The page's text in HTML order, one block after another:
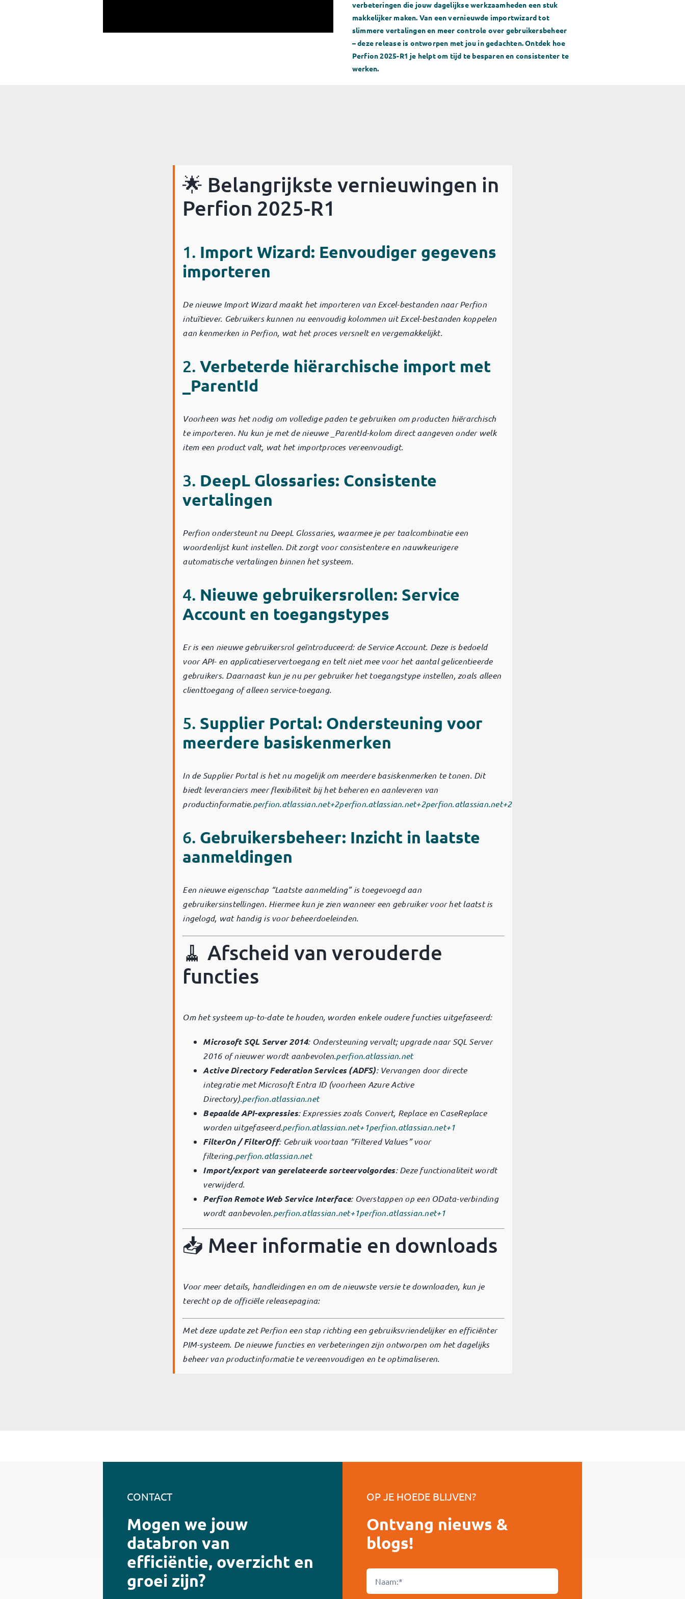
verbeteringen die jouw dagelijkse werkzaamheden een stuk
makkelijker maken. Van een vernieuwde importwizard tot
slimmere vertalingen en meer controle over gebruikersbeheer
– deze release is ontworpen met jou in gedachten. Ontdek hoe
Perfion 2025-R1 je helpt om tijd te besparen en consistenter te
werken.
🌟 Belangrijkste vernieuwingen in
Perfion 2025-R1
1. Import Wizard: Eenvoudiger gegevens
importeren
De nieuwe Import Wizard maakt het importeren van Excel-bestanden naar Perfion
intuïtiever. Gebruikers kunnen nu eenvoudig kolommen uit Excel-bestanden koppelen
aan kenmerken in Perfion, wat het proces versnelt en vergemakkelijkt.
2.Verbeterde hiërarchische import met
_ParentId
Voorheen was het nodig om volledige paden te gebruiken om producten hiërarchisch
te importeren. Nu kun je met de nieuwe _ParentId-kolom direct aangeven onder welk
item een product valt, wat het importproces vereenvoudigt.
3. DeepL Glossaries: Consistente
vertalingen
Perfion ondersteunt nu DeepL Glossaries, waarmee je per taalcombinatie een
woordenlijst kunt instellen. Dit zorgt voor consistentere en nauwkeurigere
automatische vertalingen binnen het systeem.
4. Nieuwe gebruikersrollen: Service
Account en toegangstypes
Er is een nieuwe gebruikersrol geïntroduceerd: de Service Account. Deze is bedoeld
voor API- en applicatieservertoegang en telt niet mee voor het aantal gelicentieerde
gebruikers. Daarnaast kun je nu per gebruiker het toegangstype instellen, zoals alleen
clienttoegang of alleen service-toegang.
5. Supplier Portal: Ondersteuning voor
meerdere basiskenmerken
In de Supplier Portal is het nu mogelijk om meerdere basiskenmerken te tonen. Dit
biedt leveranciers meer flexibiliteit bij het beheren en aanleveren van
productinformatie.perfion.atlassian.net+2perfion.atlassian.net+2perfion.atlassian.net+2
6. Gebruikersbeheer: Inzicht in laatste
aanmeldingen
Een nieuwe eigenschap “Laatste aanmelding” is toegevoegd aan
gebruikersinstellingen. Hiermee kun je zien wanneer een gebruiker voor het laatst is
ingelogd, wat handig is voor beheerdoeleinden.
🧹 Afscheid van verouderde
functies
Om het systeem up-to-date te houden, worden enkele oudere functies uitgefaseerd:
Microsoft SQL Server 2014: Ondersteuning vervalt; upgrade naar SQL Server
2016 of nieuwer wordt aanbevolen.perfion.atlassian.net
Active Directory Federation Services (ADFS): Vervangen door directe
integratie met Microsoft Entra ID (voorheen Azure Active
Directory).perfion.atlassian.net
Bepaalde API-expressies:Expressies zoals Convert, Replace en CaseReplace
worden uitgefaseerd.perfion.atlassian.net+1perfion.atlassian.net+1
FilterOn / FilterOff: Gebruik voortaan “Filtered Values” voor
filtering.perfion.atlassian.net
Import/export van gerelateerde sorteervolgordes:Deze functionaliteit wordt
verwijderd.
Perfion Remote Web Service Interface: Overstappen op een OData-verbinding
wordt aanbevolen.perfion.atlassian.net+1perfion.atlassian.net+1
📥 Meer informatie en downloads
Voor meer details, handleidingen en om de nieuwste versie te downloaden, kun je
terecht op de officiële releasepagina:
Met deze update zet Perfion een stap richting een gebruiksvriendelijker en efficiënter
PIM-systeem. De nieuwe functies en verbeteringen zijn ontworpen om het dagelijks
beheer van productinformatie te vereenvoudigen en te optimaliseren.
CONTACT
Mogen we jouw
databron van
efficiëntie, overzicht en
groei zijn?
OP JE HOEDE BLIJVEN?
Ontvang nieuws &
blogs!